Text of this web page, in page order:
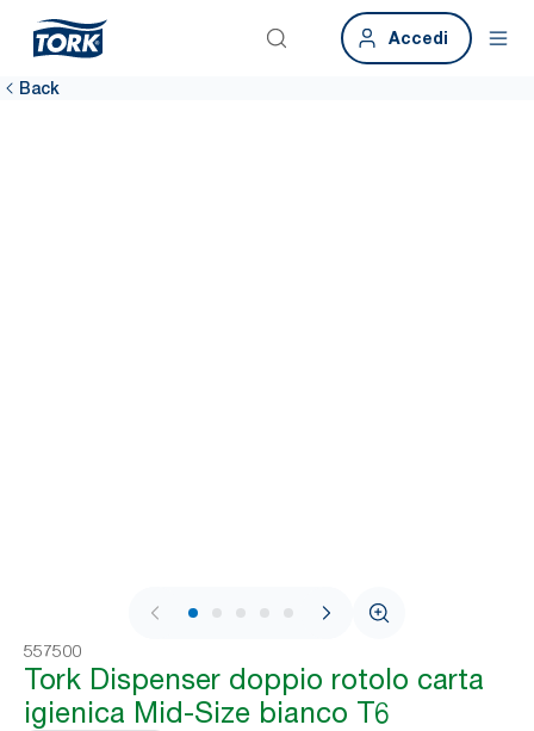
Accedi
Back
1 / 8
557500
Tork Dispenser doppio rotolo carta
igienica Mid-Size bianco T6